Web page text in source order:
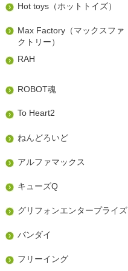
Hot toys（ホットトイズ）
Max Factory（マックスファ
クトリー）
RAH
ROBOT魂
To Heart2
ねんどろいど
アルファマックス
キューズQ
グリフォンエンタープライズ
バンダイ
フリーイング